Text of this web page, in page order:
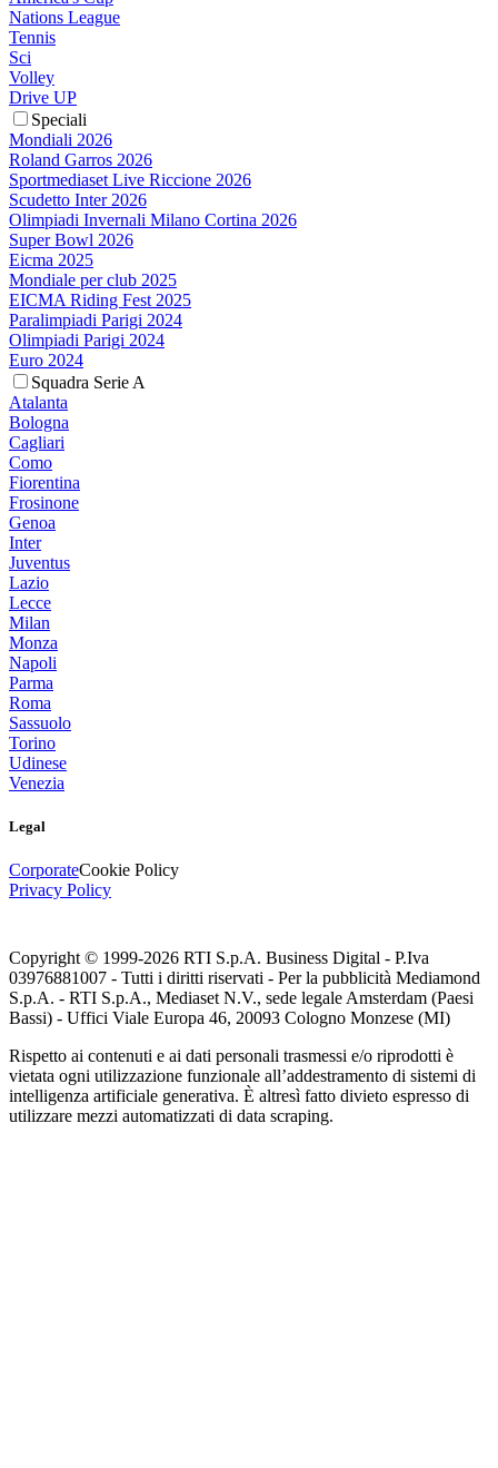
Nations League
Tennis
Sci
Volley
Drive UP
Speciali
Mondiali 2026
Roland Garros 2026
Sportmediaset Live Riccione 2026
Scudetto Inter 2026
Olimpiadi Invernali Milano Cortina 2026
Super Bowl 2026
Eicma 2025
Mondiale per club 2025
EICMA Riding Fest 2025
Paralimpiadi Parigi 2024
Olimpiadi Parigi 2024
Euro 2024
Squadra Serie A
Atalanta
Bologna
Cagliari
Como
Fiorentina
Frosinone
Genoa
Inter
Juventus
Lazio
Lecce
Milan
Monza
Napoli
Parma
Roma
Sassuolo
Torino
Udinese
Venezia
Legal
CorporateCookie Policy
Privacy Policy
Copyright © 1999-2026 RTI S.p.A. Business Digital - P.Iva
03976881007 - Tutti i diritti riservati - Per la pubblicità Mediamond
S.p.A. - RTI S.p.A., Mediaset N.V., sede legale Amsterdam (Paesi
Bassi) - Uffici Viale Europa 46, 20093 Cologno Monzese (MI)
Rispetto ai contenuti e ai dati personali trasmessi e/o riprodotti è
vietata ogni utilizzazione funzionale all’addestramento di sistemi di
intelligenza artificiale generativa. È altresì fatto divieto espresso di
utilizzare mezzi automatizzati di data scraping.